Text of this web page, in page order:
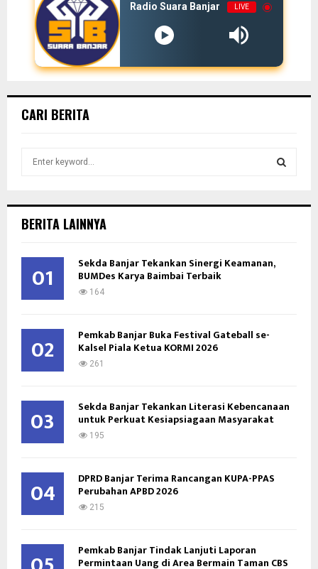
Radio Suara Banjar LIVE
CARI BERITA
h
o
BERITA LAINNYA
01 Sekda Banjar Tekankan Sinergi Keamanan,
BUMDes Karya Baimbai Terbaik
164
02 Pemkab Banjar Buka Festival Gateball se-
Kalsel Piala Ketua KORMI 2026
261
03 Sekda Banjar Tekankan Literasi Kebencanaan
untuk Perkuat Kesiapsiagaan Masyarakat
195
04 DPRD Banjar Terima Rancangan KUPA-PPAS
Perubahan APBD 2026
215
Pemkab Banjar Tindak Lanjuti Laporan
Permintaan Uang di Area Bermain Taman CBS